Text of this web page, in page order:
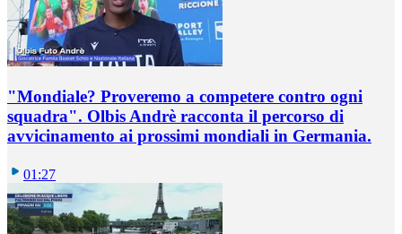
"Mondiale? Proveremo a competere contro ogni
squadra". Olbis Andrè racconta il percorso di
avvicinamento ai prossimi mondiali in Germania.
01:27